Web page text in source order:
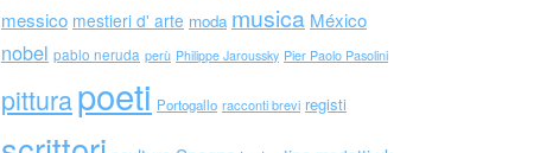
messico mestieri d' arte moda musica México
nobel pablo neruda perù Philippe Jaroussky Pier Paolo Pasolini
pitturapoeti Portogallo racconti brevi registi